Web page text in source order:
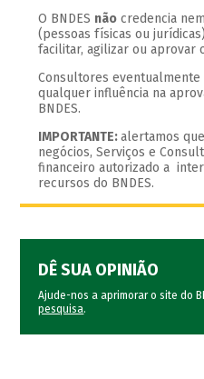
O BNDES não credencia
(pessoas físicas ou
facilitar, agilizar ou aprovar
Consultores eventualmente
qualquer influência na
BNDES.
IMPORTANTE:alertamos
negócios, Serviços e
financeiro autorizado a
recursos do BNDES.
DÊ SUA OPINIÃO
Ajude-nos a aprimorar o site do
pesquisa.